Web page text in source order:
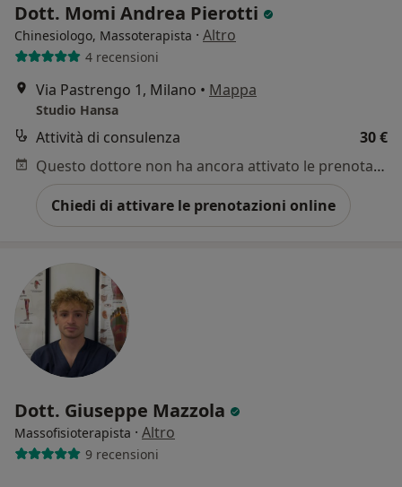
Dott. Momi Andrea Pierotti
Chinesiologo, Massoterapista · Altro
4 recensioni
Via Pastrengo 1, Milano • Mappa
Studio Hansa
Attività di consulenza
30 €
Questo dottore non ha ancora attivato le prenotazioni online presso questo indirizzo.
Chiedi di attivare le prenotazioni online
Dott. Giuseppe Mazzola
Massofisioterapista · Altro
9 recensioni